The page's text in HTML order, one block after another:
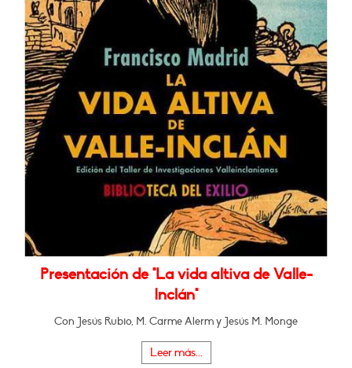
Presentación de "La vida altiva de Valle-
Inclán"
Con Jesús Rubio, M. Carme Alerm y Jesús M. Monge
Leer más...